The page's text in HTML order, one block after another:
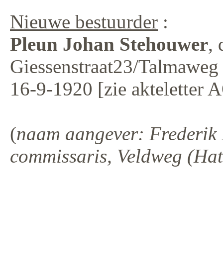
Nieuwe bestuurder :
Pleun Johan Stehouwer,
Giessenstraat23/
16-9-1920 [zie akteletter
(naam aangever:
commissaris, Veldweg